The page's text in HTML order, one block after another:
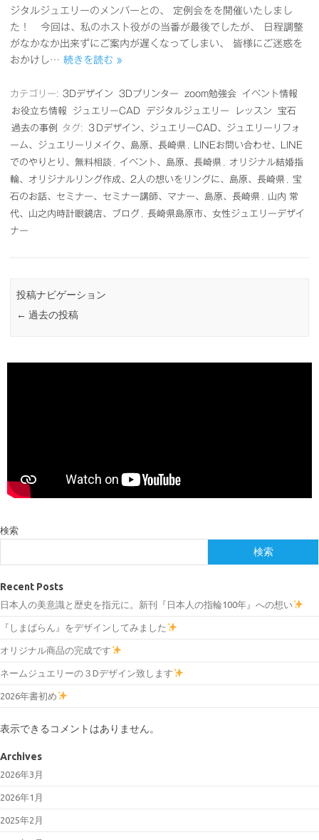
ジタルジュエリーのメンバーとの、 定例会をを開催いたしまし
た！ 今回は、私のホスト役がの当番が最後でしたが、 日程調整
がなかなか出来ずにご案内が遅くなってしまい、 皆様にご迷惑を
おかけし… 続きを読む »
カテゴリー: 3Dデザイン 3Dプリンター zoom勉強会
イベント情報
お役立ち情報
ジュエリーCAD デジタルジュエリー レッスン
宝石
過去の事例
タグ:
３Dデザイン、ジュエリーCAD、ジュエリーリフォ
ーム、ジュエリーリメイク、島原、長崎県
LINEお問い合わせ、LINE
でのやりとり、無料相談
イベント、島原、長崎県
オリジナル結婚指
輪、オリジナルリング作成、2人の想いをリングに、島原、長崎県
宝
石のお話、セミナー、セミナー講師、マナー、島原、長崎県
山内 常
代、山之内時計眼鏡店、ブログ
長崎県島原市、女性ジュエリーデザイ
ナー
投稿ナビゲーション
← 過去の投稿
検索
検索
Recent Posts
日本人の美意識と歴史を指元に。新刊『日本人の指輪100年』への想い
『しまばらん』をデザインしてみました
オリジナル商品の完成です
ネームジュエリーの３Dデザイン致します
2026年書初め
表示できるコメントはありません。
Archives
2026年3月
2026年1月
2025年2月